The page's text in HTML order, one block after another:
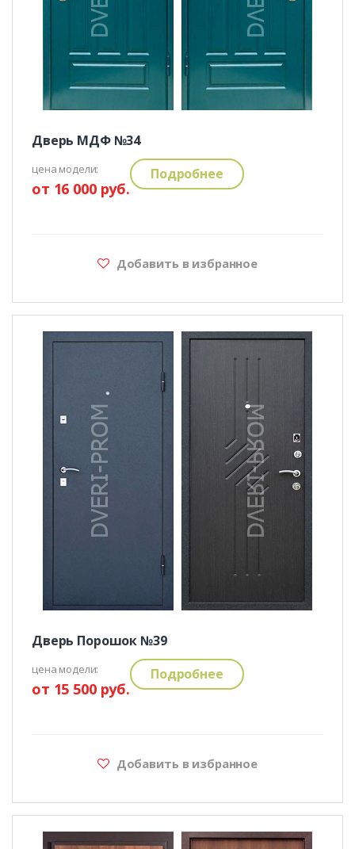
Дверь МДФ №34
цена модели:
от 16 000 руб.
Подробнее
Добавить в избранное
Дверь Порошок №39
цена модели:
от 15 500 руб.
Подробнее
Добавить в избранное